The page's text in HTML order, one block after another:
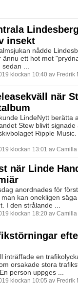
insekt
nådde
ännu ett hot mot
...
klockan 10:40 av Fredrik
när
LindeNytt berätta
Stew blivit signade
Ripple
klockan 13:01 av
när Linde
anordnades för
kan onekligen
I den strålande ...
klockan 18:20 av
inträffade en
orsakade stora
person uppges ...
klockan 10:05 av Fredrik